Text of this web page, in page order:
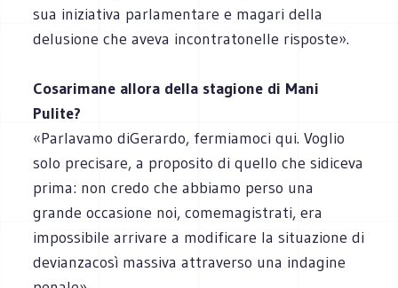
sua iniziativa parlamentare e magari della
delusione che aveva incontratonelle risposte».
Cosarimane allora della stagione di Mani
Pulite?
«Parlavamo diGerardo, fermiamoci qui. Voglio
solo precisare, a proposito di quello che sidiceva
prima: non credo che abbiamo perso una
grande occasione noi, comemagistrati, era
impossibile arrivare a modificare la situazione di
devianzacosì massiva attraverso una indagine